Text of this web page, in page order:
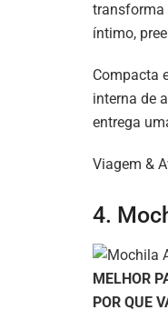
transforma
íntimo,
Compacta
interna de
entrega
Viagem &
4.
MELHOR
POR QUE